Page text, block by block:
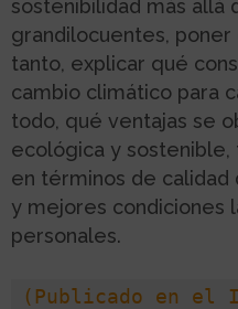
sostenibilidad más allá
grandilocuentes,
tanto, explicar qué
cambio climático para
todo, qué ventajas se
ecológica y sostenible,
en términos de calidad
y mejores condiciones
personales.
(Publicado en el